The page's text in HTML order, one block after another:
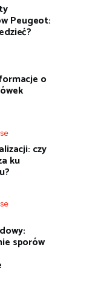
Peugeot:
o
czy
ku
sporów